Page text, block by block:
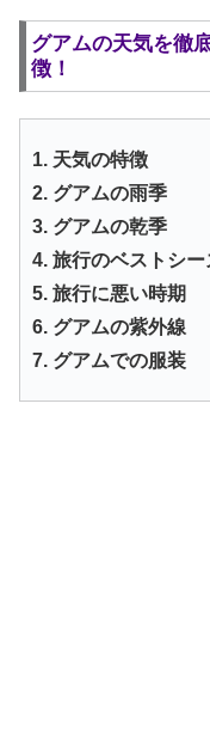
グアムの天気を徹
徴！
1. 天気の特徴
2. グアムの雨季
3. グアムの乾季
4. 旅行のベストシー
5. 旅行に悪い時期
6. グアムの紫外線
7. グアムでの服装